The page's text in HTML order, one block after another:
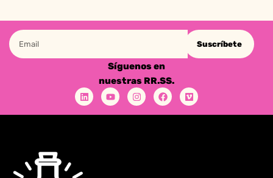
Suscríbete
Síguenos en
nuestras RR.SS.